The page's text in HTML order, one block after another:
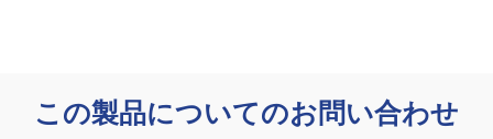
ス径
L:10mm
この製品についてのお問い合わせ